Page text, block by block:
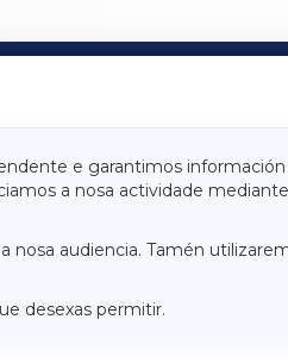
e garantimos
a nosa actividade
nosa audiencia. Tamén
desexas permitir.